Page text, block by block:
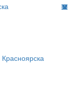
Красноярска